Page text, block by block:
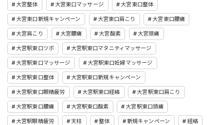
大宮整体 大宮東口マッサージ 大宮東口整体
大宮東口新規キャンペーン 大宮東口肩こり 大宮東口腰痛
大宮肩こり 大宮腰痛 大宮酸素 大宮頭痛
大宮駅東口ツボ 大宮駅東口マタニティマッサージ
大宮駅東口マッサージ 大宮駅東口妊婦マッサージ
大宮駅東口整体 大宮駅東口新規キャンペーン
大宮駅東口眼精疲労 大宮駅東口経絡 大宮駅東口肩こり
大宮駅東口腰痛 大宮駅東口酸素 大宮駅東口頭痛
大宮駅眼精疲労 天柱 整体 新規キャンペーン 経絡